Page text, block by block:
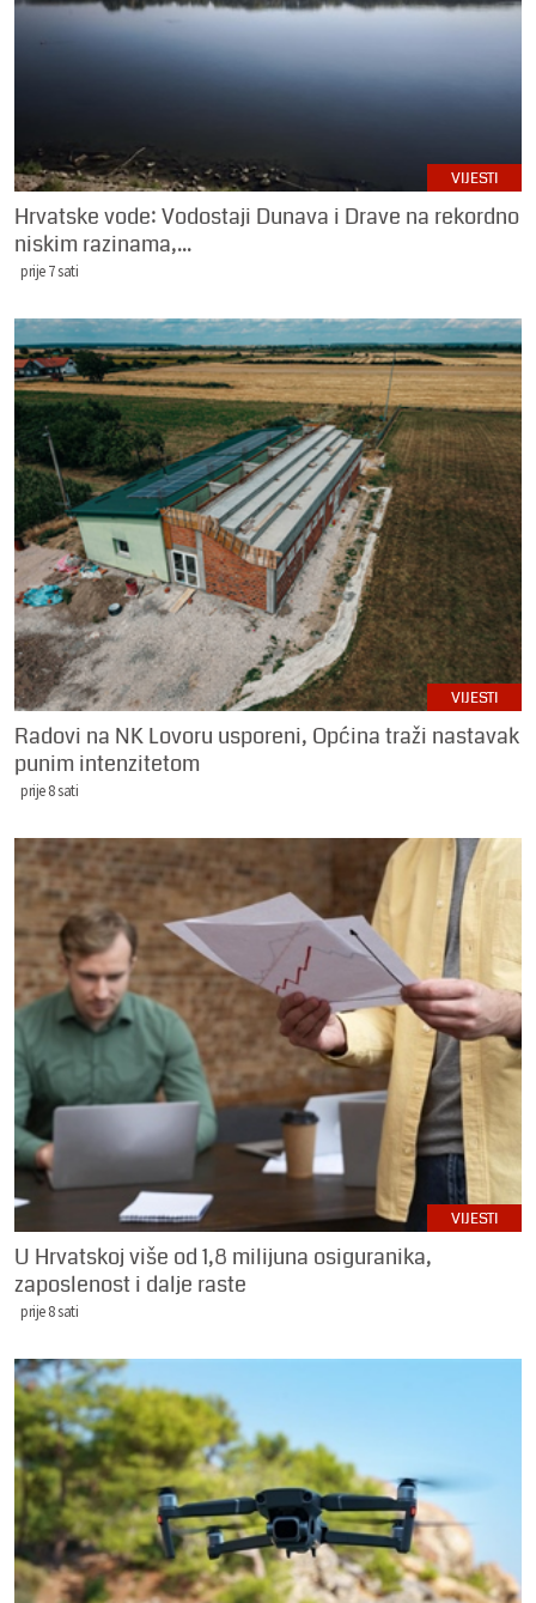
VIJESTI
Hrvatske vode: Vodostaji Dunava i Drave na rekordno
niskim razinama,...
prije 7 sati
VIJESTI
Radovi na NK Lovoru usporeni, Općina traži nastavak
punim intenzitetom
prije 8 sati
VIJESTI
U Hrvatskoj više od 1,8 milijuna osiguranika,
zaposlenost i dalje raste
prije 8 sati